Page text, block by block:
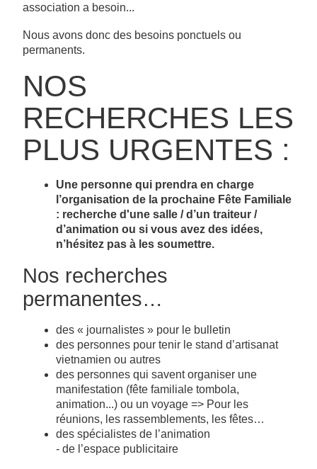
association a besoin...
Nous avons donc des besoins ponctuels ou
permanents.
NOS
RECHERCHES LES
PLUS URGENTES :
Une personne qui prendra en charge
l’organisation de la prochaine Fête Familiale
: recherche d'une salle / d’un traiteur /
d’animation ou si vous avez des idées,
n’hésitez pas à les soumettre.
Nos recherches
permanentes…
des « journalistes » pour le bulletin
des personnes pour tenir le stand d’artisanat
vietnamien ou autres
des personnes qui savent organiser une
manifestation (fête familiale tombola,
animation...) ou un voyage => Pour les
réunions, les rassemblements, les fêtes…
des spécialistes de l’animation
- de l’espace publicitaire